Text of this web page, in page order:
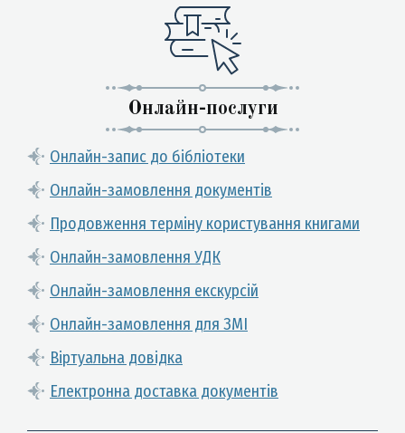
Онлайн-послуги
Онлайн-запис до бібліотеки
Онлайн-замовлення документів
Продовження терміну користування книгами
Онлайн-замовлення УДК
Онлайн-замовлення екскурсій
Онлайн-замовлення для ЗМІ
Віртуальна довідка
Електронна доставка документів